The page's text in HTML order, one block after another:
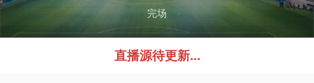
完场
直播源待更新...